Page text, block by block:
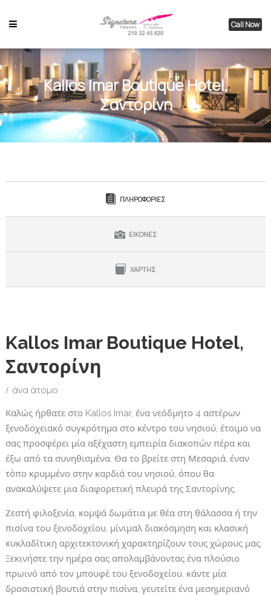
Call Now
Kallos Imar Boutique Hotel,
Σαντορίνη
ΠΛΗΡΟΦΟΡΙΕΣ
ΕΙΚΟΝΕΣ
ΧΑΡΤΗΣ
Kallos Imar Boutique Hotel,
Σαντορίνη
άνα άτομο
Καλώς ήρθατε στο Kallos Imar, ένα νεόδμητο 4 αστέρων
ξενοδοχειακό συγκρότημα στο κέντρο του νησιού, έτοιμο να
σας προσφέρει μία αξέχαστη εμπειρία διακοπών πέρα και
έξω από τα συνηθισμένα. Θα το βρείτε στη Μεσαριά, έναν
τόπο κρυμμένο στην καρδιά του νησιού, όπου θα
ανακαλύψετε μια διαφορετική πλευρά της Σαντορίνης.
Ζεστή φιλοξενία, κομψά δωμάτια με θέα στη θάλασσα ή την
πισίνα του ξενοδοχείου, μίνιμαλ διακόσμηση και κλασική
κυκλαδίτικη αρχιτεκτονική χαρακτηρίζουν τους χώρους μας.
Ξεκινήστε την ημέρα σας απολαμβάνοντας ένα πλούσιο
πρωινό από τον μπουφέ του ξενοδοχείου, κάντε μία
δροσιστική βουτιά στην πισίνα, γευτείτε ένα μεσημεριανό